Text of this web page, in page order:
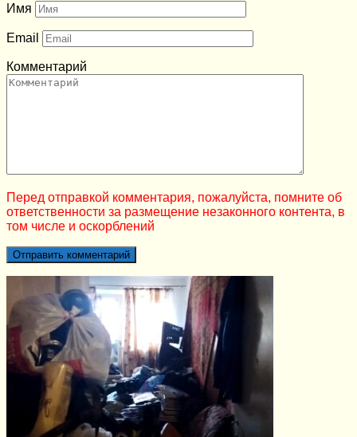
Имя
Email
Комментарий
Перед отправкой комментария, пожалуйста, помните об
ответственности за размещение незаконного контента, в
том числе и оскорблений